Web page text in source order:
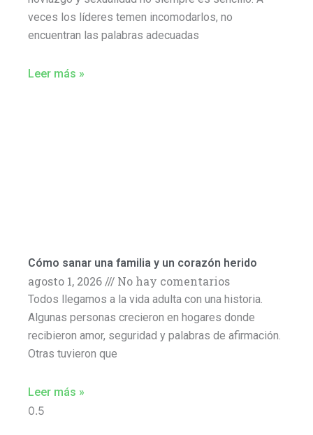
veces los líderes temen incomodarlos, no
encuentran las palabras adecuadas
Leer más »
Cómo sanar una familia y un corazón herido
agosto 1, 2026 No hay comentarios
Todos llegamos a la vida adulta con una historia.
Algunas personas crecieron en hogares donde
recibieron amor, seguridad y palabras de afirmación.
Otras tuvieron que
Leer más »